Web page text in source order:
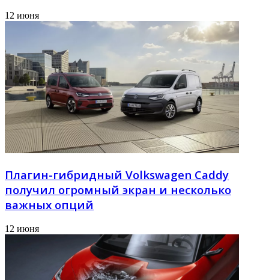
12 июня
Плагин-гибридный Volkswagen Caddy
получил огромный экран и несколько
важных опций
12 июня